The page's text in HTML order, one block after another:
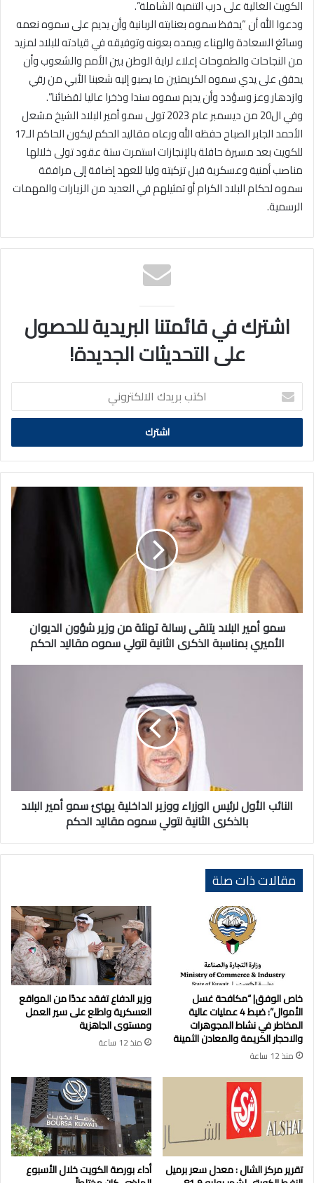
الكويت الغالية على درب التنمية الشاملة”.
ودعوا الله أن “يحفظ سموه بعنايته الربانية وأن يديم على سموه نعمه
وسائغ السعادة والهناء ويمده بعونه وتوفيقه في قيادته للبلاد لمزيد
من النجاحات والطموحات إعلاء لراية الوطن بين الأمم والشعوب وأن
يحقق على يدي سموه الكريمتين ما يصبو إليه شعبنا الأبي من رقي
وازدهار وعز وسؤدد وأن يديم سموه سندا وذخرا عاليا لقضائنا”.
وفي ال20 من ديسمبر عام 2023 تولى سمو أمير البلاد الشيخ مشعل
الأحمد الجابر الصباح حفظه الله ورعاه مقاليد الحكم ليكون الحاكم الـ17
للكويت بعد مسيرة حافلة بالإنجازات استمرت ستة عقود تولى خلالها
مناصب أمنية وعسكرية قبل تزكيته وليا للعهد إضافة إلى مرافقة
سموه لحكام البلاد الكرام أو تمثيلهم في العديد من الزيارات والمهمات
الرسمية.
اشترك في قائمتنا البريدية للحصول
على التحديثات الجديدة!
اكتب
بريدك
الالكتروني
وزير
شؤون
الديوان
الأميري
الذكرى
سمو أمير البلاد يتلقى رسالة تهنئة من وزير شؤون الديوان
الأميري بمناسبة الذكرى الثانية لتولي سموه مقاليد الحكم
أمير
البلاد
لتولي
مقاليد
الحكم
النائب الأول لرئيس الوزراء ووزير الداخلية يهنئ سمو أمير البلاد
بالذكرى الثانية لتولي سموه مقاليد الحكم
مقالات ذات صلة
خاص الوفق| “مكافحة غسل
الأموال”: ضبط 4 عمليات عالية
المخاطر في نشاط المجوهرات
والاحجار الكريمة والمعادن الثمينة
منذ 12 ساعة
وزير الدفاع تفقد عددًا من المواقع
العسكرية واطلع على سير العمل
ومستوى الجاهزية
منذ 12 ساعة
تقرير مركز الشال : معدل سعر برميل أداء بورصة الكويت خلال الأسبوع